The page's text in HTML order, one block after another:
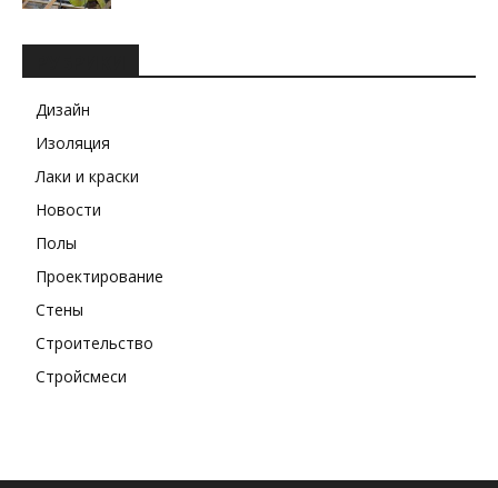
Дизайн
Изоляция
Лаки и краски
Новости
Полы
Проектирование
Стены
Строительство
Стройсмеси